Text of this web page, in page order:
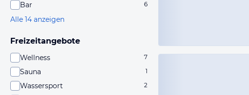
Bar 6
Alle 14 anzeigen
Freizeitangebote
Wellness 7
Sauna 1
Wassersport 2